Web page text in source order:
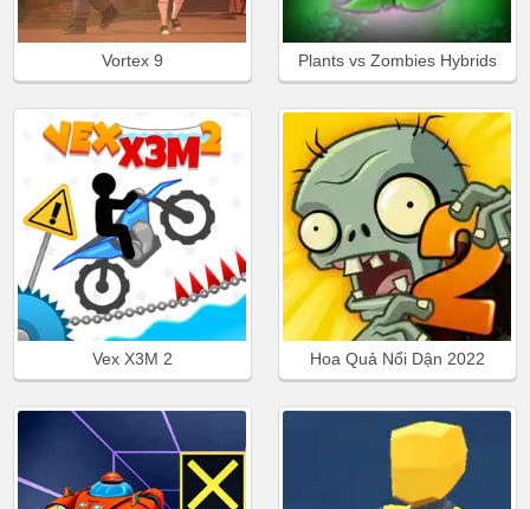
Vortex 9 Plants vs Zombies Hybrids
Vex X3M 2 Hoa Quả Nổi Dận 2022